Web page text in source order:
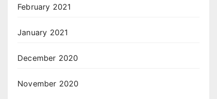
February 2021
January 2021
December 2020
November 2020